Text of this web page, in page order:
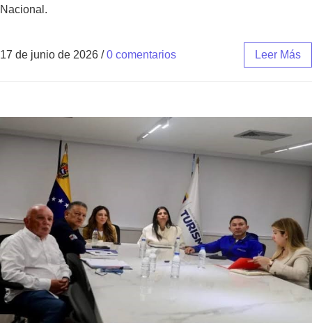
Nacional.
17 de junio de 2026 / 0 comentarios Leer Más